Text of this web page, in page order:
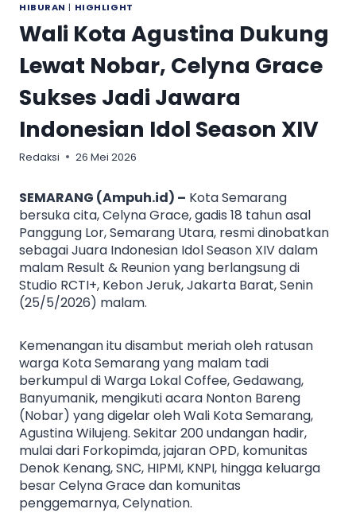
HIBURAN | HIGHLIGHT
Wali Kota Agustina Dukung
Lewat Nobar, Celyna Grace
Sukses Jadi Jawara
Indonesian Idol Season XIV
Redaksi 26 Mei 2026
SEMARANG (Ampuh.id) – Kota Semarang
bersuka cita, Celyna Grace, gadis 18 tahun asal
Panggung Lor, Semarang Utara, resmi dinobatkan
sebagai Juara Indonesian Idol Season XIV dalam
malam Result & Reunion yang berlangsung di
Studio RCTI+, Kebon Jeruk, Jakarta Barat, Senin
(25/5/2026) malam.
Kemenangan itu disambut meriah oleh ratusan
warga Kota Semarang yang malam tadi
berkumpul di Warga Lokal Coffee, Gedawang,
Banyumanik, mengikuti acara Nonton Bareng
(Nobar) yang digelar oleh Wali Kota Semarang,
Agustina Wilujeng. Sekitar 200 undangan hadir,
mulai dari Forkopimda, jajaran OPD, komunitas
Denok Kenang, SNC, HIPMI, KNPI, hingga keluarga
besar Celyna Grace dan komunitas
penggemarnya, Celynation.